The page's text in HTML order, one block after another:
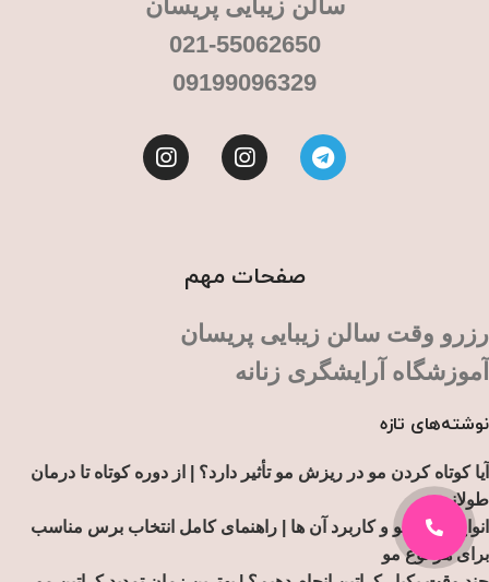
سالن زیبایی پریسان
021-55062650
09199096329
صفحات مهم
رزرو وقت سالن زیبایی پریسان
آموزشگاه آرایشگری زنانه
نوشته‌های تازه
آیا کوتاه کردن مو در ریزش مو تأثیر دارد؟ | از دوره کوتاه تا درمان
طولانی تر
انواع برس مو و کاربرد آن ها | راهنمای کامل انتخاب برس مناسب
برای هر نوع مو